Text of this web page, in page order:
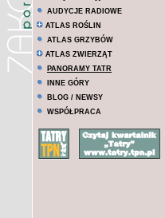
AUDYCJE RADIOWE
ATLAS ROŚLIN
ATLAS GRZYBÓW
ATLAS ZWIERZĄT
PANORAMY TATR
INNE GÓRY
BLOG / NEWSY
WSPÓŁPRACA